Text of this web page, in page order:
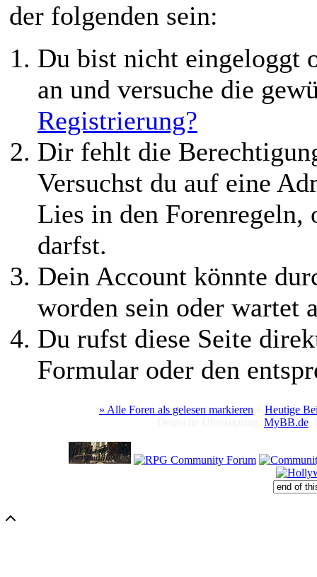
der folgenden sein:
Du bist nicht eingeloggt
an und versuche die
Registrierung?
Dir fehlt die
Versuchst du auf eine
Lies in den Forenregeln,
darfst.
Dein Account könnte
worden sein oder wartet
Du rufst diese Seite
Formular oder den
» Alle Foren als gelesen markieren
Heutige
MyBB.de